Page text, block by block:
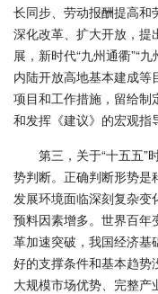
长同步、劳动报酬提高和
深化改革、扩大开放，提
展，新时代“九州通衢”“
内陆开放高地基本建成
项目和工作措施，留给制
和发挥《建议》的宏观指
第三，关于“十五五”
势判断。正确判断形势是
发展环境面临深刻复杂变
预料因素增多。世界百年
革加速突破，我国经济基
好的支撑条件和基本趋势
大规模市场优势、完整